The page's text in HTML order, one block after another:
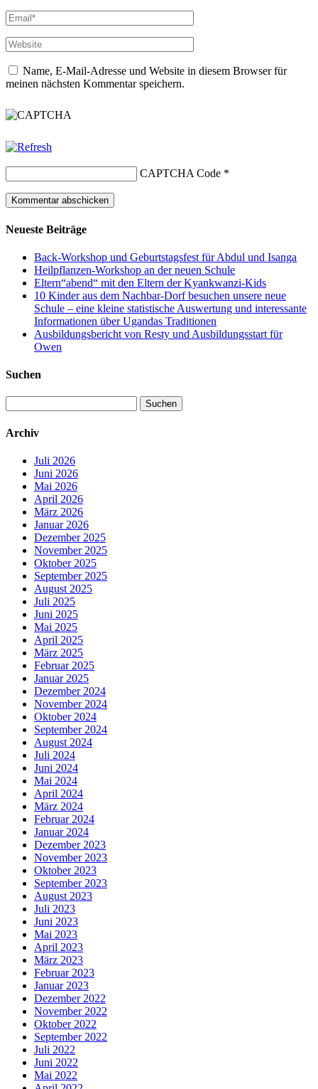
Name, E-Mail-Adresse und Website in diesem Browser für
meinen nächsten Kommentar speichern.
CAPTCHA Code *
Neueste Beiträge
Back-Workshop und Geburtstagsfest für Abdul und Isanga
Heilpflanzen-Workshop an der neuen Schule
Eltern“abend“ mit den Eltern der Kyankwanzi-Kids
10 Kinder aus dem Nachbar-Dorf besuchen unsere neue
Schule – eine kleine statistische Auswertung und interessante
Informationen über Ugandas Traditionen
Ausbildungsbericht von Resty und Ausbildungsstart für
Owen
Suchen
nach:
Archiv
Juli 2026
Juni 2026
Mai 2026
April 2026
März 2026
Januar 2026
Dezember 2025
November 2025
Oktober 2025
September 2025
August 2025
Juli 2025
Juni 2025
Mai 2025
April 2025
März 2025
Februar 2025
Januar 2025
Dezember 2024
November 2024
Oktober 2024
September 2024
August 2024
Juli 2024
Juni 2024
Mai 2024
April 2024
März 2024
Februar 2024
Januar 2024
Dezember 2023
November 2023
Oktober 2023
September 2023
August 2023
Juli 2023
Juni 2023
Mai 2023
April 2023
März 2023
Februar 2023
Januar 2023
Dezember 2022
November 2022
Oktober 2022
September 2022
Juli 2022
Juni 2022
Mai 2022